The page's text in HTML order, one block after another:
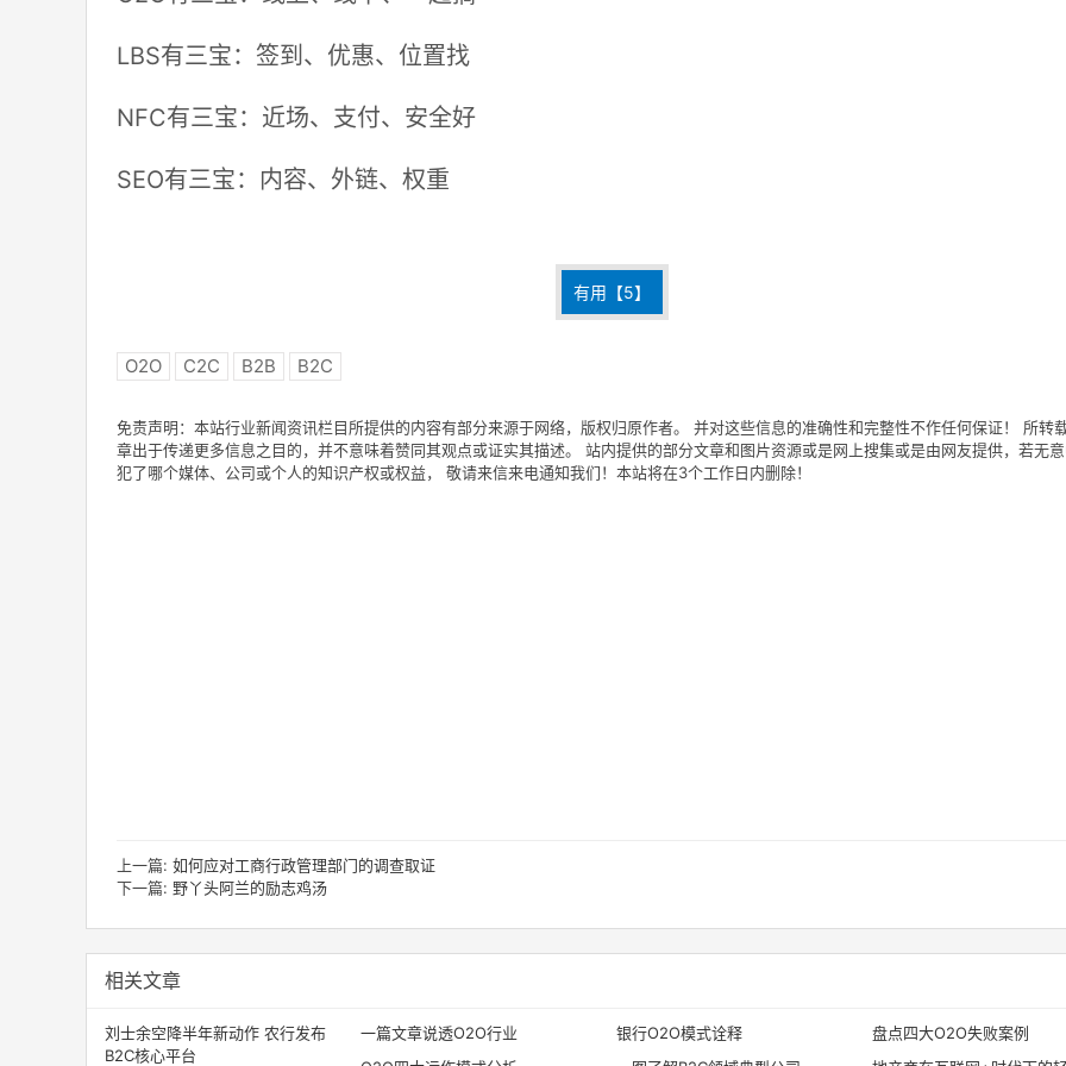
LBS有三宝：签到、优惠、位置找
NFC有三宝：近场、支付、安全好
SEO有三宝：内容、外链、权重
有用【5】
O2O C2C B2B B2C
免责声明：本站行业新闻资讯栏目所提供的内容有部分来源于网络，版权归原作者。 并对这些信息的准确性和完整性不作任何保证！ 所转
章出于传递更多信息之目的，并不意味着赞同其观点或证实其描述。 站内提供的部分文章和图片资源或是网上搜集或是由网友提供，若无
犯了哪个媒体、公司或个人的知识产权或权益， 敬请来信来电通知我们！本站将在3个工作日内删除！
上一篇: 如何应对工商行政管理部门的调查取证
下一篇: 野丫头阿兰的励志鸡汤
相关文章
刘士余空降半年新动作 农行发布
B2C核心平台
一篇文章说透O2O行业 银行O2O模式诠释
盘点四大O2O失败案例